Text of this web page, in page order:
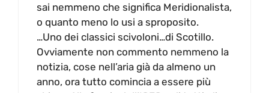
sai nemmeno che significa Meridionalista,
o quanto meno lo usi a sproposito.
…Uno dei classici scivoloni…di Scotillo.
Ovviamente non commento nemmeno la
notizia, cose nell’aria già da almeno un
anno, ora tutto comincia a essere più